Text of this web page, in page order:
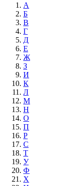
А
Б
В
Г
Д
Е
Ж
З
И
К
Л
М
Н
О
П
Р
С
Т
У
Ф
Х